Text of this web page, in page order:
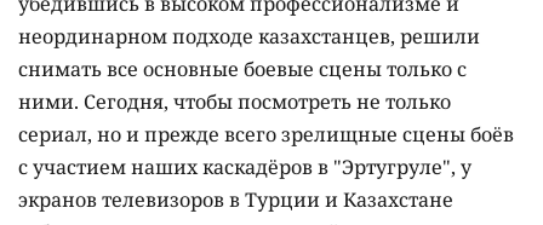
неординарном подходе казахстанцев, решили
снимать все основные боевые сцены только с
ними. Сегодня, чтобы посмотреть не только
сериал, но и прежде всего зрелищные сцены боёв
с участием наших каскадёров в "Эртугруле", у
экранов телевизоров в Турции и Казахстане